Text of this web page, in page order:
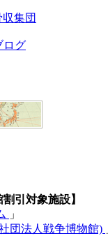
集団
ログ
引対象施設】
」
団法人戦争博物館)